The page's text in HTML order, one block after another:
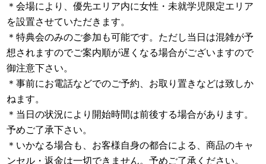
＊会場により、優先エリア内に女性・未就学児限定エリア
を設置させていただきます。
＊特典会のみのご参加も可能です。ただし当日は混雑が予
想されますのでご案内順が遅くなる場合がございますので
御注意下さい。
＊事前にお電話などでのご予約、お取り置きなどは致しか
ねます。
＊当日の状況により開始時間は前後する場合があります。
予めご了承下さい。
＊いかなる場合も、お客様自身の都合による、商品のキャ
ンセル・返金は一切できません。予めご了承ください。